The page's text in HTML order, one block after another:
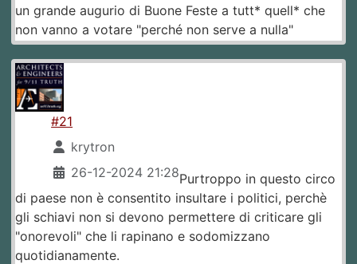
un grande augurio di Buone Feste a tutt* quell* che
non vanno a votare "perché non serve a nulla"
#21
krytron
26-12-2024 21:28Purtroppo in questo circo
di paese non è consentito insultare i politici, perchè
gli schiavi non si devono permettere di criticare gli
"onorevoli" che li rapinano e sodomizzano
quotidianamente.